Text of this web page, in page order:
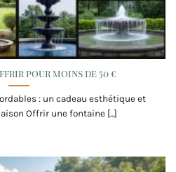
pour moins de 50 €
: un cadeau esthétique et
Offrir une fontaine [...]